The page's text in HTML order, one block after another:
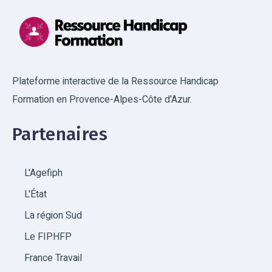
INSTITUT DE FORMATION DES METIERS DE LA
Union Française des Centres de Vacances
IRTS PACA ET CORSE - Siège Social
IRTS PACA ET CORSE - Antenne Dignes-les-
bains
IRTS PACA ET CORSE - Antenne Flamants
GRETA-CFA Alpes Provence - Site principal
ITEC - Site principal
Plateforme interactive de la Ressource Handicap
Formation en Provence-Alpes-Côte d'Azur.
Partenaires
L'Agefiph
L'État
La région Sud
Le FIPHFP
France Travail